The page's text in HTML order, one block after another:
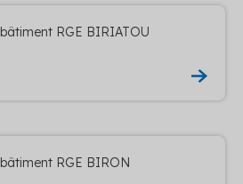
RGE BIRIATOU
RGE BIRON